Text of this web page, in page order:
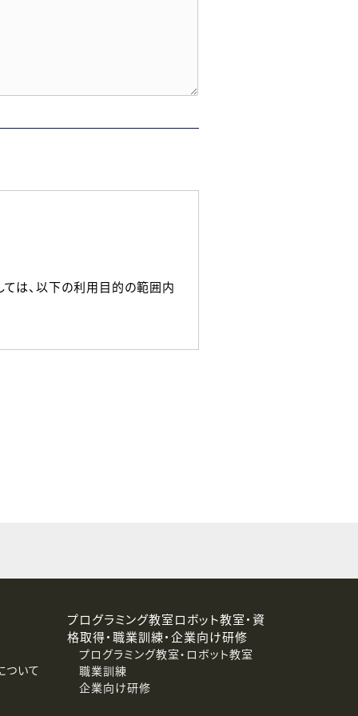
ては、以下の利用目的の範囲内
および第三者への提供停止）
ついて
プログラミング教室ロボット教室・資
格取得・職業訓練・企業向け研修
プログラミング教室・ロボット教室
職業訓練
企業向け研修